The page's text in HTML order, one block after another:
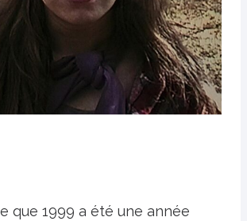
que 1999 a été une année